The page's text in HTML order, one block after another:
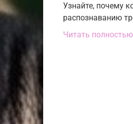
Узнайте, почему
распознаванию
Читать полностью